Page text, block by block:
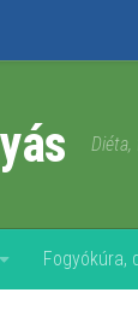
Fogyókúra,